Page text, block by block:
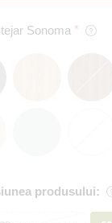
Sonoma
produsului: